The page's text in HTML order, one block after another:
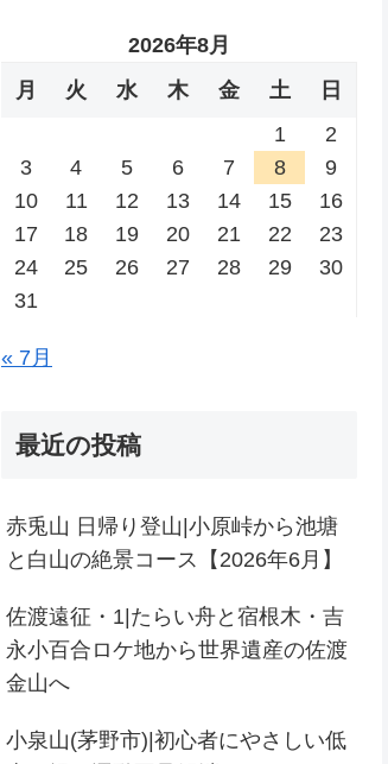
2026年8月
月
火 水 木 金 土
日
1
2
3
4 5 6 7 8
9
10
11 12 13 14 15
16
17
18 19 20 21 22
23
24
25 26 27 28 29
30
31
« 7月
最近の投稿
赤兎山 日帰り登山|小原峠から池塘
と白山の絶景コース【2026年6月】
佐渡遠征・1|たらい舟と宿根木・吉
永小百合ロケ地から世界遺産の佐渡
金山へ
小泉山(茅野市)|初心者にやさしい低